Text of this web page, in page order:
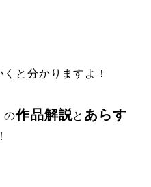
と分かりますよ！
の作品解説と あらす